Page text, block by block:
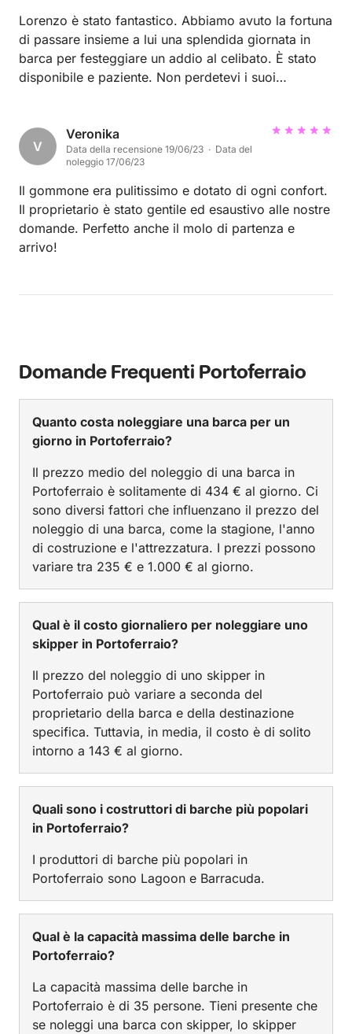
Lorenzo è stato fantastico. Abbiamo avuto la fortuna
di passare insieme a lui una splendida giornata in
barca per festeggiare un addio al celibato. È stato
disponibile e paziente. Non perdetevi i suoi
V
Veronika
Data della recensione 19/06/23 · Data del
noleggio 17/06/23
Il gommone era pulitissimo e dotato di ogni confort.
Il proprietario è stato gentile ed esaustivo alle nostre
domande. Perfetto anche il molo di partenza e
arrivo!
Domande Frequenti Portoferraio
Quanto costa noleggiare una barca per un
giorno in Portoferraio?
Il prezzo medio del noleggio di una barca in
Portoferraio è solitamente di 434 € al giorno. Ci
sono diversi fattori che influenzano il prezzo del
noleggio di una barca, come la stagione, l'anno
di costruzione e l'attrezzatura. I prezzi possono
variare tra 235 € e 1.000 € al giorno.
Qual è il costo giornaliero per noleggiare uno
skipper in Portoferraio?
Il prezzo del noleggio di uno skipper in
Portoferraio può variare a seconda del
proprietario della barca e della destinazione
specifica. Tuttavia, in media, il costo è di solito
intorno a 143 € al giorno.
Quali sono i costruttori di barche più popolari
in Portoferraio?
I produttori di barche più popolari in
Portoferraio sono Lagoon e Barracuda.
Qual è la capacità massima delle barche in
Portoferraio?
La capacità massima delle barche in
Portoferraio è di 35 persone. Tieni presente che
se noleggi una barca con skipper, lo skipper